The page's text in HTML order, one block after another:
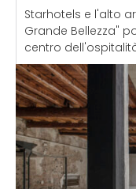
Starhotels e l'alto
Grande Bellezza"
centro